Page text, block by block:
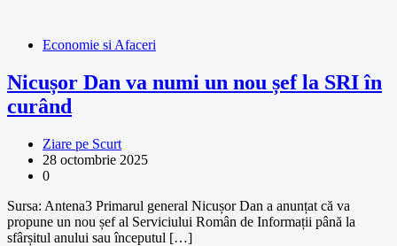
Economie si Afaceri
Nicușor Dan va numi un nou șef la SRI în
curând
Ziare pe Scurt
28 octombrie 2025
0
Sursa: Antena3 Primarul general Nicușor Dan a anunțat că va
propune un nou șef al Serviciului Român de Informații până la
sfârșitul anului sau începutul […]